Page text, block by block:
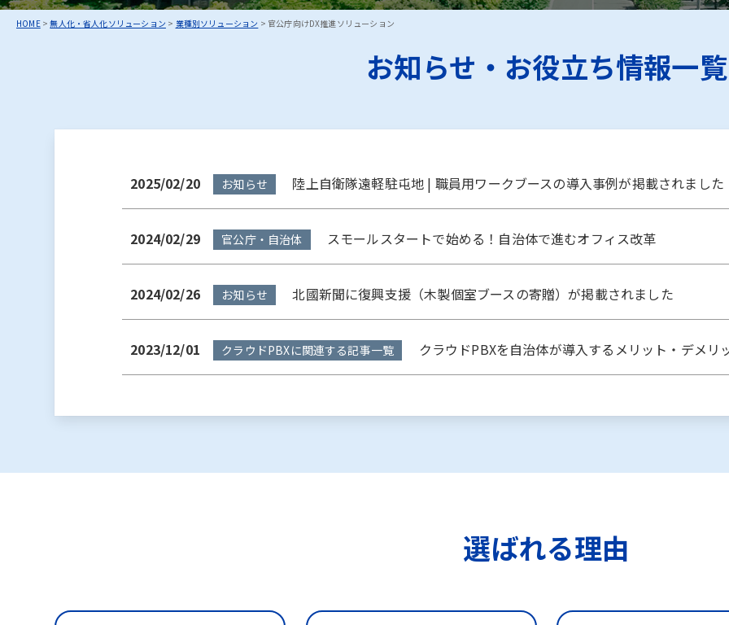
HOME>無人化・省人化ソリューション > 業種別ソリューション > 官公庁向けDX推進ソリューション
お知らせ・お役立ち情報一覧
2025/02/20 お知らせ 陸上自衛隊遠軽駐屯地 | 職員用ワークブースの導入事例が掲載されました
2024/02/29 官公庁・自治体 スモールスタートで始める！自治体で進むオフィス改革
2024/02/26 お知らせ 北國新聞に復興支援（木製個室ブースの寄贈）が掲載されました
2023/12/01 クラウドPBXに関連する記事一覧 クラウドPBXを自治体が導入するメリット・デメリ
選ばれる理由